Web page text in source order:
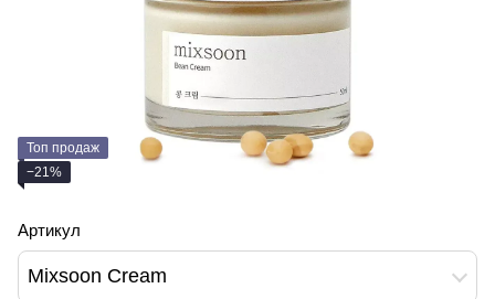
Топ продаж
−21%
Артикул
Mixsoon Cream